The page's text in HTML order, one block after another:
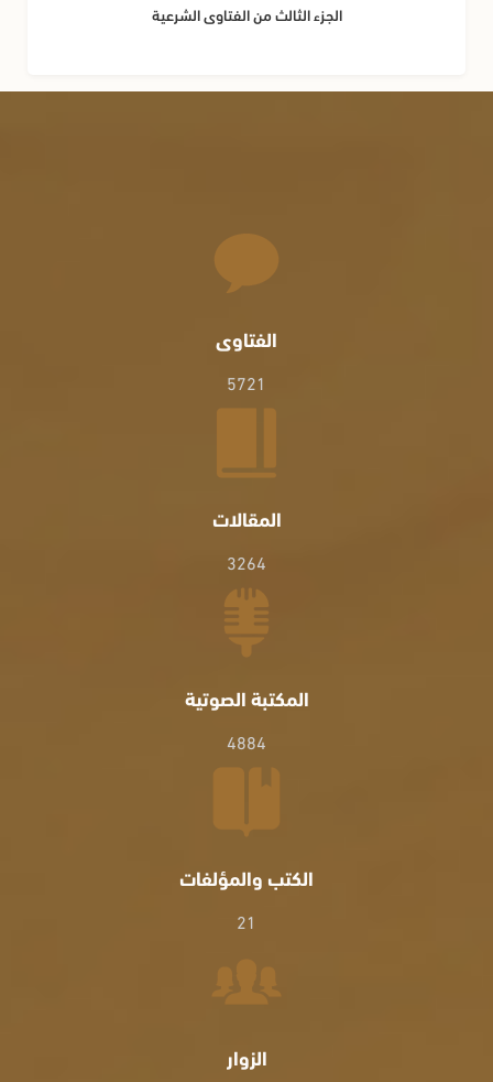
الجزء الثالث من الفتاوى الشرعية
الفتاوى
5721
المقالات
3264
المكتبة الصوتية
4884
الكتب والمؤلفات
21
الزوار